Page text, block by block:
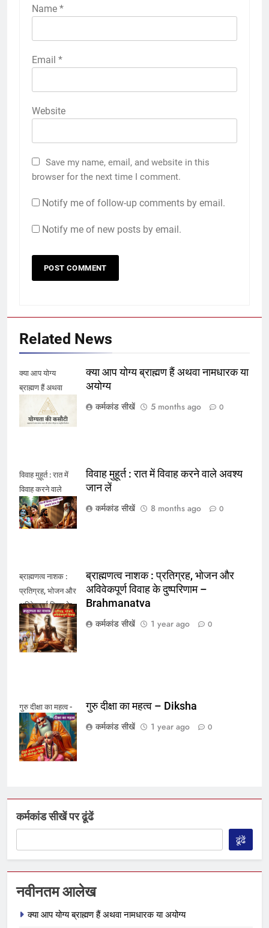
Name *
Email *
Website
Save my name, email, and website in this
browser for the next time I comment.
Notify me of follow-up comments by email.
Notify me of new posts by email.
Related News
क्या आप योग्य
ब्राह्मण हैं अथवा
नामधारक या अयोग्य
क्या आप योग्य ब्राह्मण हैं अथवा नामधारक या
अयोग्य
कर्मकांड सीखें
5 months ago 0
विवाह मुहूर्त : रात में
विवाह करने वाले
अवश्य जान लें
विवाह मुहूर्त : रात में विवाह करने वाले अवश्य
जान लें
कर्मकांड सीखें
8 months ago 0
ब्राह्मणत्व नाशक :
प्रतिग्रह, भोजन और
अविवेकपूर्ण विवाह के
दुष्परिणाम -
Brahmanatwa
ब्राह्मणत्व नाशक : प्रतिग्रह, भोजन और
अविवेकपूर्ण विवाह के दुष्परिणाम –
Brahmanatva
कर्मकांड सीखें
1 year ago 0
गुरु दीक्षा का महत्व -
Diksha
गुरु दीक्षा का महत्व – Diksha
कर्मकांड सीखें
1 year ago 0
कर्मकांड सीखें पर ढूंढें
ढूंढें
नवीनतम आलेख
क्या आप योग्य ब्राह्मण हैं अथवा नामधारक या अयोग्य